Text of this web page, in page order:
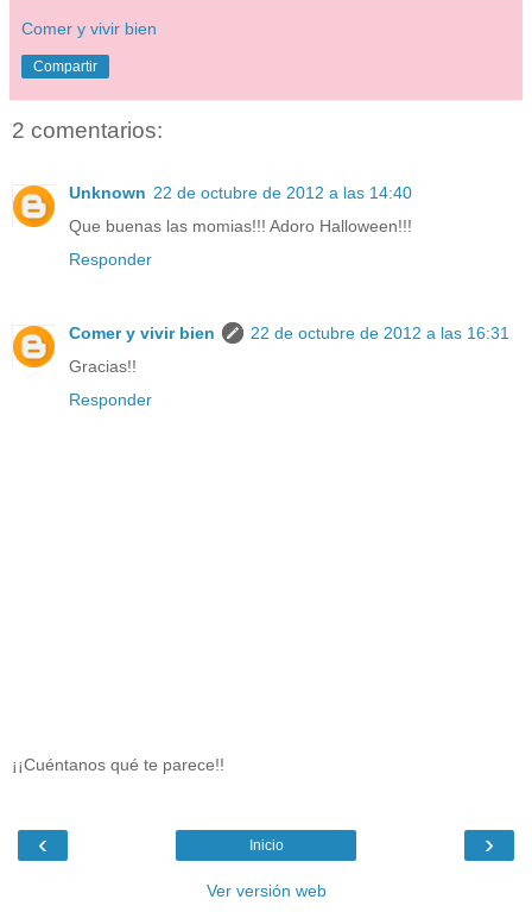
Comer y vivir bien
Compartir
2 comentarios:
Unknown 22 de octubre de 2012 a las 14:40
Que buenas las momias!!! Adoro Halloween!!!
Responder
Comer y vivir bien
22 de octubre de 2012 a las 16:31
Gracias!!
Responder
¡¡Cuéntanos qué te parece!!
‹ ›
Inicio
Ver versión web